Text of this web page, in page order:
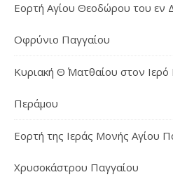
Εορτή Αγίου Θεοδώρου του εν
Οφρύνιο Παγγαίου
Κυριακή Θ΄ Ματθαίου στον
Περάμου
Εορτή της Ιεράς Μονής Αγίου
Χρυσοκάστρου Παγγαίου